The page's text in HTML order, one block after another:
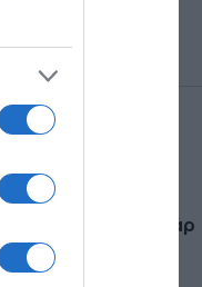
η σειρά μας”:
Αντίποινα των ΗΠΑ
βομβαρδισμούς –
Εκρήξεις σε Μπαντάρ
Μπουσέρ,